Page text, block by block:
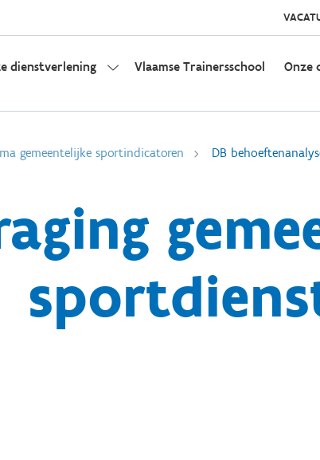
dienstverlening Vlaamse Trainersschool Onze
gemeentelijke sportindicatoren DB